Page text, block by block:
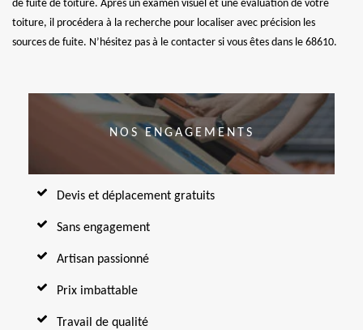
de fuite de toiture. Après un examen visuel et une évaluation de votre
toiture, il procédera à la recherche pour localiser avec précision les
sources de fuite. N’hésitez pas à le contacter si vous êtes dans le 68610.
NOS ENGAGEMENTS
Devis et déplacement gratuits
Sans engagement
Artisan passionné
Prix imbattable
Travail de qualité